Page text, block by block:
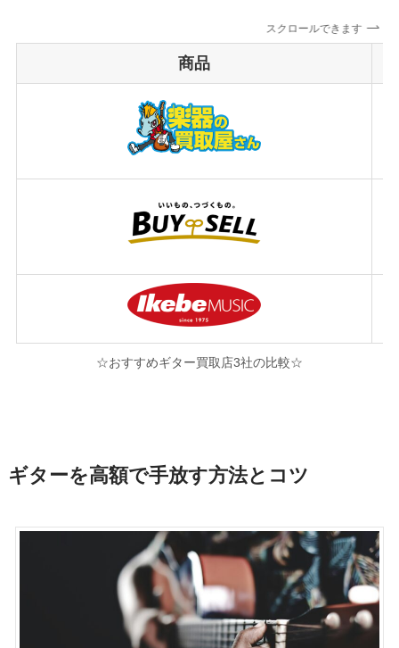
スクロールできます
商品
☆おすすめギター買取店3社の比較☆
ギターを高額で手放す方法とコツ